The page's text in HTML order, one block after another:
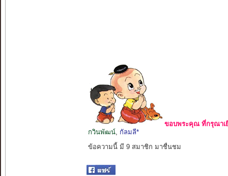
ขอบพระคุณ ที่กรุณาเ
กวินพัฒน์, กัลมลี*
ข้อความนี้ มี 9 สมาชิก มาชื่นชม